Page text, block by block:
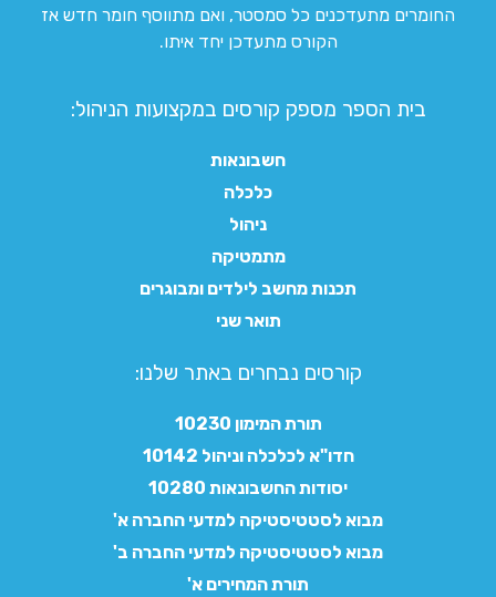
החומרים מתעדכנים כל סמסטר, ואם מתווסף חומר חדש אז
הקורס מתעדכן יחד איתו.
בית הספר מספק קורסים במקצועות הניהול:
חשבונאות
כלכלה
ניהול
מתמטיקה
תכנות מחשב לילדים ומבוגרים
תואר שני
קורסים נבחרים באתר שלנו:​
תורת המימון 10230
חדו"א לכלכלה וניהול 10142
יסודות החשבונאות 10280
מבוא לסטטיסטיקה למדעי החברה א'
מבוא לסטטיסטיקה למדעי החברה ב'
תורת המחירים א'